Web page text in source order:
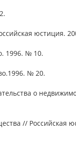
юстиция.
1996. № 10.
№ 20.
о
// Российская